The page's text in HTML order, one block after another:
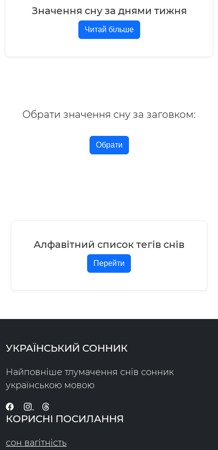
Значення сну за днями тижня
Читай більше
Обрати значення сну за заговком:
Обрати
Алфавітний список тегів снів
Перейти
УКРАЇНСЬКИЙ СОННИК
Найповніше тлумачення снів сонник
українською мовою
КОРИСНІ ПОСИЛАННЯ
сон вагітність